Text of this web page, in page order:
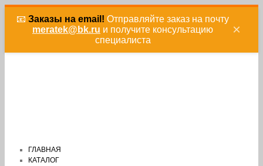
📧 Заказы на email! Отправляйте заказ на почту
meratek@bk.ru и получите консультацию
специалиста
×
ГЛАВНАЯ
КАТАЛОГ